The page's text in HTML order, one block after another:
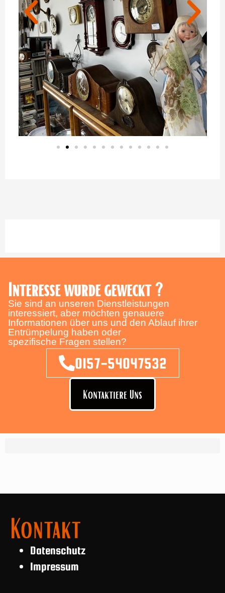
Interesse wurde geweckt ?
Sie sind an unseren Dienstleistungen
interessiert, aber möchten genauere
Informationen über uns und den Ablauf ihrer
Entrümpelung haben oder
spezifische Fragen stellen?
0157-54047532
Kontaktiere Uns
Kontakt
Datenschutz
Impressum